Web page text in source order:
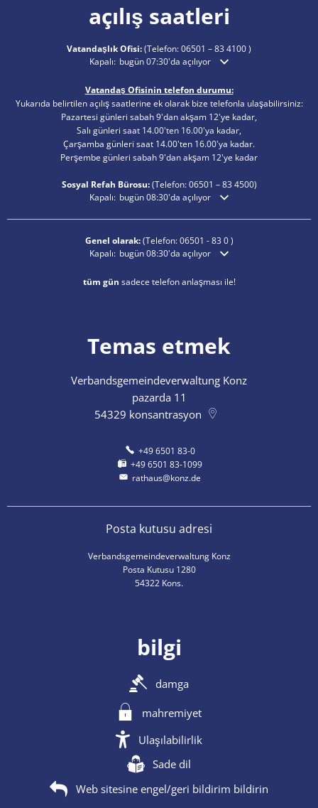
açılış saatleri
Vatandaşlık Ofisi:(Telefon:06501 – 83 4100)
Ek açılış veya kapanış saatlerini gizlemek için tıklayın
Kapalı: bugün 07:30'da açılıyor
Vatandaş Ofisinin telefon durumu:
Yukarıda belirtilen açılış saatlerine ek olarak bize telefonla ulaşabilirsiniz:
Pazartesi günleri sabah 9'dan akşam 12'ye kadar,
Salı günleri saat 14.00'ten 16.00'ya kadar,
Çarşamba günleri saat 14.00'ten 16.00'ya kadar.
Perşembe günleri sabah 9'dan akşam 12'ye kadar
Sosyal Refah Bürosu:(Telefon:06501 – 834500)
Ek açılış veya kapanış saatlerini gizlemek için tıklayın
Kapalı: bugün 08:30'da açılıyor
Genel olarak:(Telefon:06501 - 83 0)
Ek açılış veya kapanış saatlerini gizlemek için tıklayın
Kapalı: bugün 08:30'da açılıyor
tüm gün sadece telefon anlaşması ile!
Temas etmek
Verbandsgemeindeverwaltung Konz
pazarda 11
54329 konsantrasyon
+49 6501 83-0
+49 6501 83-1099
rathaus@konz.de
Posta kutusu adresi
Verbandsgemeindeverwaltung Konz
Posta Kutusu 1280
54322 Kons.
bilgi
damga
mahremiyet
Ulaşılabilirlik
Sade dil
Web sitesine engel/geri bildirim bildirin